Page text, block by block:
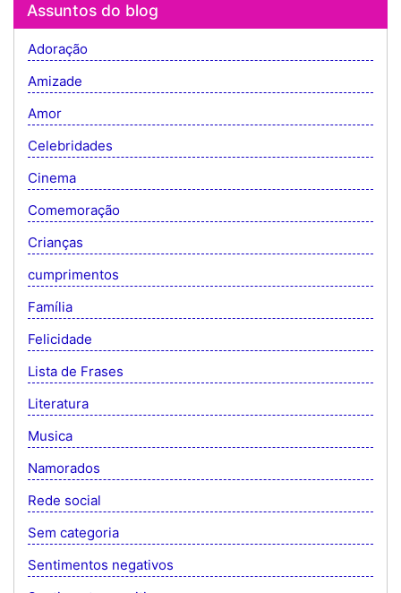
Assuntos do blog
Adoração
Amizade
Amor
Celebridades
Cinema
Comemoração
Crianças
cumprimentos
Família
Felicidade
Lista de Frases
Literatura
Musica
Namorados
Rede social
Sem categoria
Sentimentos negativos